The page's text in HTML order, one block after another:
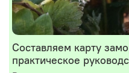
Составляем карту
практическое